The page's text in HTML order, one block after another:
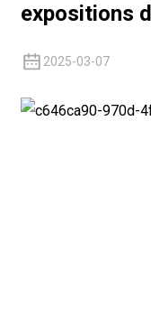
expositions
2025-03-07